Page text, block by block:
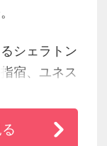
シェラトン
宿、ユネス
レジャーエ